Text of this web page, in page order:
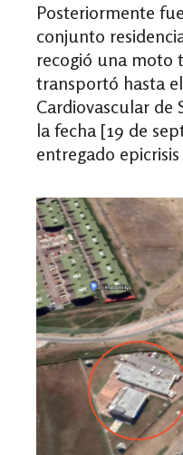
Posteriormente
conjunto
recogió una moto
transportó hasta
Cardiovascular de
la fecha [19 de
entregado